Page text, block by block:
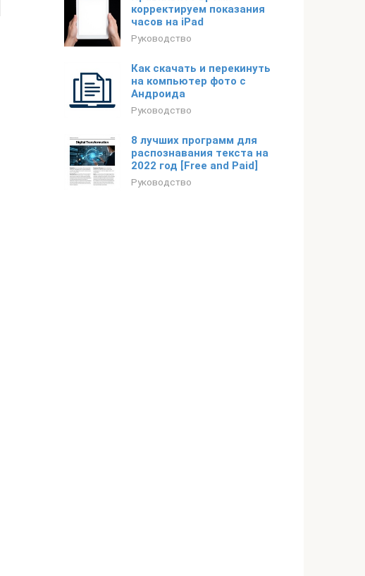
корректируем показания
часов на iPad
Руководство
Как скачать и перекинуть
на компьютер фото с
Андроида
Руководство
8 лучших программ для
распознавания текста на
2022 год [Free and Paid]
Руководство